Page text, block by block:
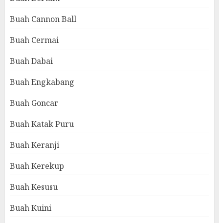
Buah Cannon Ball
Buah Cermai
Buah Dabai
Buah Engkabang
Buah Goncar
Buah Katak Puru
Buah Keranji
Buah Kerekup
Buah Kesusu
Buah Kuini